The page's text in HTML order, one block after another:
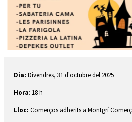
Dia: Divendres, 31 d'octubre del 2025
Hora: 18 h
Lloc: Comerços adherits a Montgrí Comerç